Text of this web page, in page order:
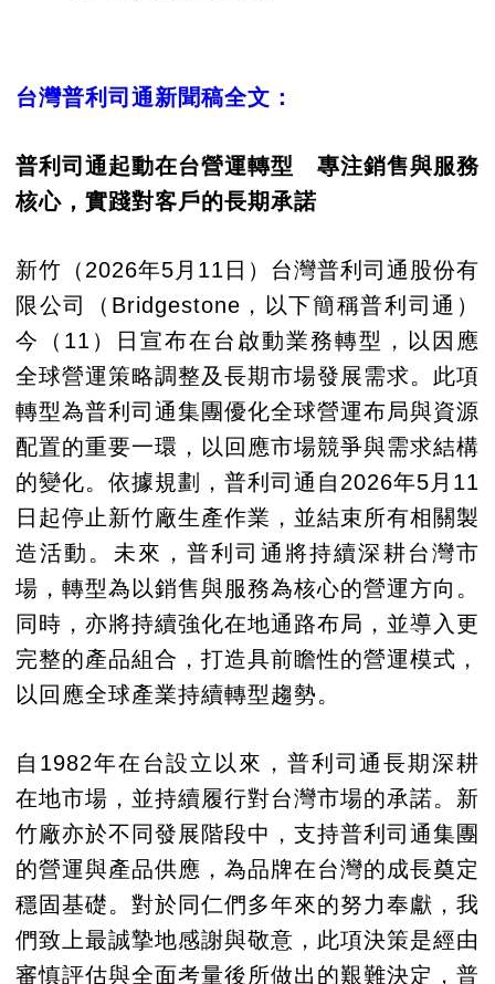
台灣普利司通新聞稿全文：
普利司通起動在台營運轉型 專注銷售與服務
核心，實踐對客戶的長期承諾
新竹（2026年5月11日）台灣普利司通股份有
限公司（Bridgestone，以下簡稱普利司通）
今（11）日宣布在台啟動業務轉型，以因應
全球營運策略調整及長期市場發展需求。此項
轉型為普利司通集團優化全球營運布局與資源
配置的重要一環，以回應市場競爭與需求結構
的變化。依據規劃，普利司通自2026年5月11
日起停止新竹廠生產作業，並結束所有相關製
造活動。未來，普利司通將持續深耕台灣市
場，轉型為以銷售與服務為核心的營運方向。
同時，亦將持續強化在地通路布局，並導入更
完整的產品組合，打造具前瞻性的營運模式，
以回應全球產業持續轉型趨勢。
自1982年在台設立以來，普利司通長期深耕
在地市場，並持續履行對台灣市場的承諾。新
竹廠亦於不同發展階段中，支持普利司通集團
的營運與產品供應，為品牌在台灣的成長奠定
穩固基礎。對於同仁們多年來的努力奉獻，我
們致上最誠摯地感謝與敬意，此項決策是經由
審慎評估與全面考量後所做出的艱難決定，普